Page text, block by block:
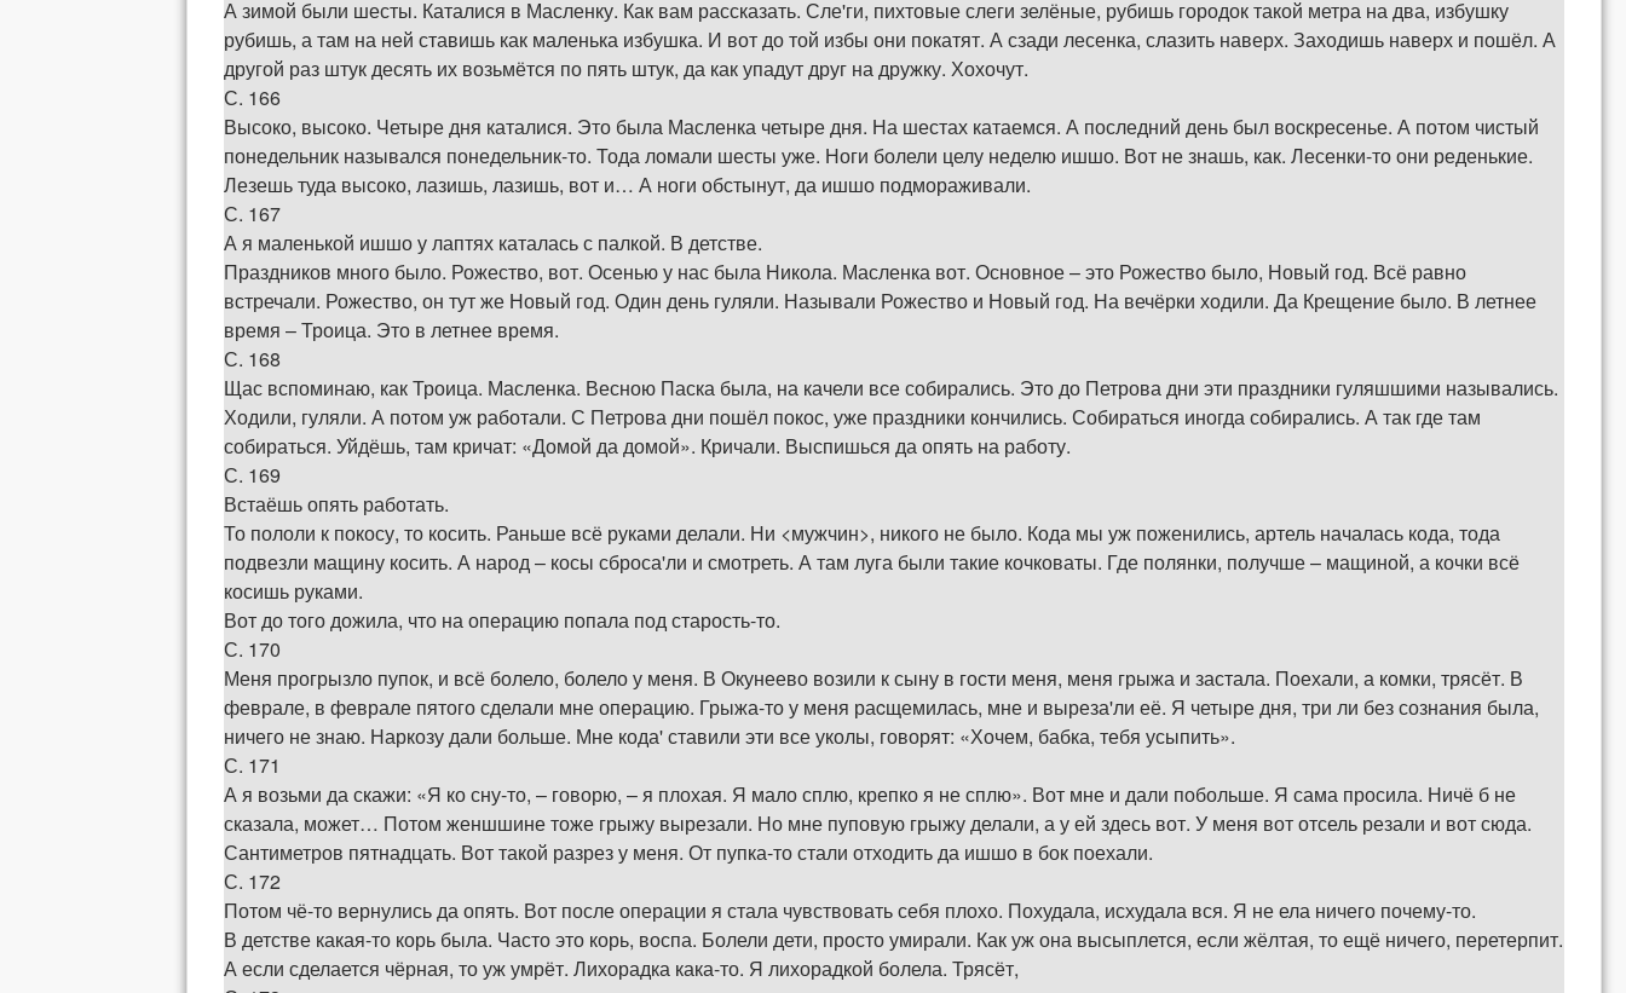
А зимой были шесты. Каталися в Масленку. Как вам рассказать. Сле'ги, пихтовые слеги зелёные, рубишь городок такой метра на два, избушку
рубишь, а там на ней ставишь как маленька избушка. И вот до той избы они покатят. А сзади лесенка, слазить наверх. Заходишь наверх и пошёл. А
другой раз штук десять их возьмётся по пять штук, да как упадут друг на дружку. Хохочут.
С. 166
Высоко, высоко. Четыре дня каталися. Это была Масленка четыре дня. На шестах катаемся. А последний день был воскресенье. А потом чистый
понедельник назывался понедельник-то. Тода ломали шесты уже. Ноги болели целу неделю ишшо. Вот не знашь, как. Лесенки-то они реденькие.
Лезешь туда высоко, лазишь, лазишь, вот и… А ноги обстынут, да ишшо подмораживали.
С. 167
А я маленькой ишшо у лаптях каталась с палкой. В детстве.
Праздников много было. Рожество, вот. Осенью у нас была Никола. Масленка вот. Основное – это Рожество было, Новый год. Всё равно
встречали. Рожество, он тут же Новый год. Один день гуляли. Называли Рожество и Новый год. На вечёрки ходили. Да Крещение было. В летнее
время – Троица. Это в летнее время.
С. 168
Щас вспоминаю, как Троица. Масленка. Весною Паска была, на качели все собирались. Это до Петрова дни эти праздники гуляшшими назывались.
Ходили, гуляли. А потом уж работали. С Петрова дни пошёл покос, уже праздники кончились. Собираться иногда собирались. А так где там
собираться. Уйдёшь, там кричат: «Домой да домой». Кричали. Выспишься да опять на работу.
С. 169
Встаёшь опять работать.
То пололи к покосу, то косить. Раньше всё руками делали. Ни <мужчин>, никого не было. Кода мы уж поженились, артель началась кода, тода
подвезли мащину косить. А народ – косы сброса'ли и смотреть. А там луга были такие кочковаты. Где полянки, получше – мащиной, а кочки всё
косишь руками.
Вот до того дожила, что на операцию попала под старость-то.
С. 170
Меня прогрызло пупок, и всё болело, болело у меня. В Окунеево возили к сыну в гости меня, меня грыжа и застала. Поехали, а комки, трясёт. В
феврале, в феврале пятого сделали мне операцию. Грыжа-то у меня раcщемилась, мне и выреза'ли её. Я четыре дня, три ли без сознания была,
ничего не знаю. Наркозу дали больше. Мне кода' ставили эти все уколы, говорят: «Хочем, бабка, тебя усыпить».
С. 171
А я возьми да скажи: «Я ко сну-то, – говорю, – я плохая. Я мало сплю, крепко я не сплю». Вот мне и дали побольше. Я сама просила. Ничё б не
сказала, может… Потом женшшине тоже грыжу вырезали. Но мне пуповую грыжу делали, а у ей здесь вот. У меня вот отсель резали и вот сюда.
Сантиметров пятнадцать. Вот такой разрез у меня. От пупка-то стали отходить да ишшо в бок поехали.
С. 172
Потом чё-то вернулись да опять. Вот после операции я стала чувствовать себя плохо. Похудала, исхудала вся. Я не ела ничего почему-то.
В детстве какая-то корь была. Часто это корь, воспа. Болели дети, просто умирали. Как уж она высыплется, если жёлтая, то ещё ничего, перетерпит.
А если сделается чёрная, то уж умрёт. Лихорадка кака-то. Я лихорадкой болела. Трясёт,